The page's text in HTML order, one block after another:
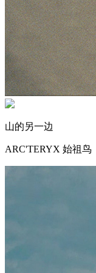
山的另一边
ARC'TERYX 始祖鸟